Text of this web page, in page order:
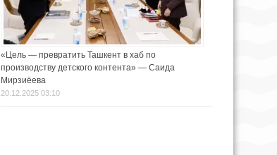
«Цель — превратить Ташкент в хаб по
производству детского контента» — Саида
Мирзиёева
20.12.2025 03:10